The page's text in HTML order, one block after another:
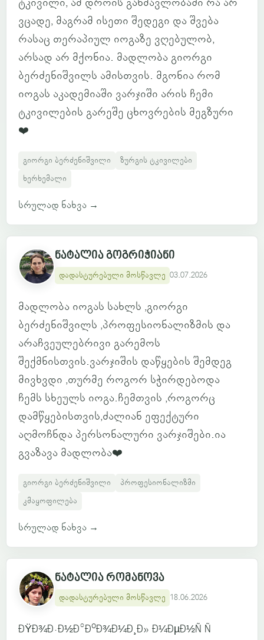
ვცადე, მაგრამ ისეთი შედეგი და შვება
რასაც თერაპიულ იოგაზე ვღებულობ,
არსად არ მქონია. მადლობა გიორგი
ბერძენიშვილს ამისთვის. მგონია რომ
იოგას აკადემიაში ვარჯიში არის ჩემი
ტკივილების გარეშე ცხოვრების მეგზური
❤️
გიორგი ბერძენიშვილი
ზურგის ტკივილები
ხერხემალი
სრულად ნახვა →
ნატალია გოგრიჭიანი
დადასტურებული მოსწავლე 03.07.2026
მადლობა იოგას სახლს ,გიორგი
ბერძენიშვილს ,პროფესიონალიზმის და
არაჩვეულებრივი გარემოს
შექმნისთვის.ვარჯიშის დაწყების შემდეგ
მივხვდი ,თურმე როგორ სჭირდებოდა
ჩემს სხეულს იოგა.ჩემთვის ,როგორც
დამწყებისთვის,ძალიან ეფექტური
აღმოჩნდა პერსონალური ვარჯიშები.ია
გვაზავა მადლობა❤️
გიორგი ბერძენიშვილი
პროფესიონალიზმი
კმაყოფილება
სრულად ნახვა →
ნატალია რომანოვა
დადასტურებული მოსწავლე 18.06.2026
ÐŸÐ¾Ð·Ð½Ð°ÐºÐ¾Ð¼Ð¸Ð» Ð¼ÐµÐ½Ñ Ñ